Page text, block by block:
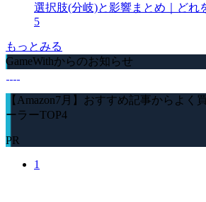
選択肢(分岐)と影響まとめ｜どれ
5
もっとみる
GameWithからのお知らせ
【Amazon7月】おすすめ記事からよく
ーラーTOP4
PR
1